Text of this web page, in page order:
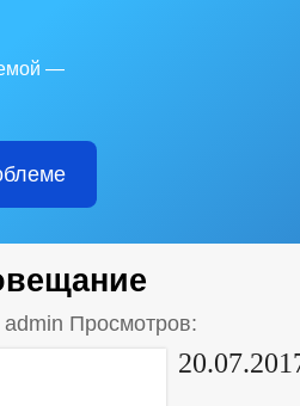
—
admin Просмотров: